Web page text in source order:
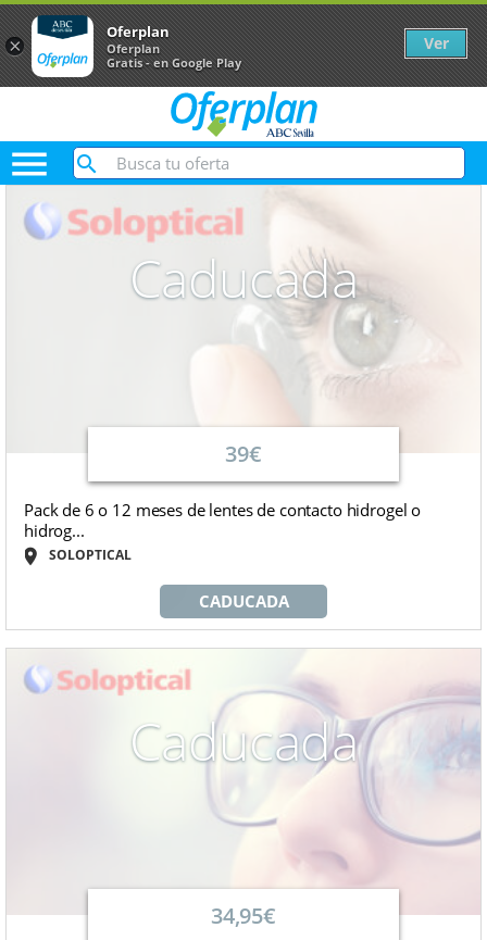

Caducada
39€
Pack de 6 o 12 meses de lentes de contacto hidrogel o
hidrog...
SOLOPTICAL
CADUCADA
Caducada
34,95€
×
Oferplan
Oferplan
Gratis - en Google Play
Ver